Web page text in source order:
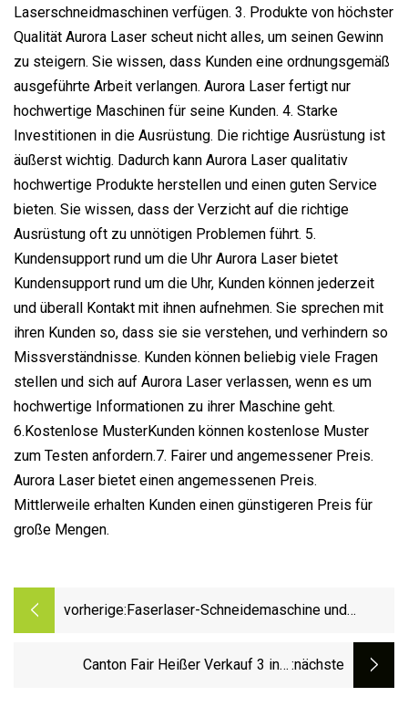
Laserschneidmaschinen verfügen. 3. Produkte von höchster
Qualität Aurora Laser scheut nicht alles, um seinen Gewinn
zu steigern. Sie wissen, dass Kunden eine ordnungsgemäß
ausgeführte Arbeit verlangen. Aurora Laser fertigt nur
hochwertige Maschinen für seine Kunden. 4. Starke
Investitionen in die Ausrüstung. Die richtige Ausrüstung ist
äußerst wichtig. Dadurch kann Aurora Laser qualitativ
hochwertige Produkte herstellen und einen guten Service
bieten. Sie wissen, dass der Verzicht auf die richtige
Ausrüstung oft zu unnötigen Problemen führt. 5.
Kundensupport rund um die Uhr Aurora Laser bietet
Kundensupport rund um die Uhr, Kunden können jederzeit
und überall Kontakt mit ihnen aufnehmen. Sie sprechen mit
ihren Kunden so, dass sie sie verstehen, und verhindern so
Missverständnisse. Kunden können beliebig viele Fragen
stellen und sich auf Aurora Laser verlassen, wenn es um
hochwertige Informationen zu ihrer Maschine geht.
6.Kostenlose MusterKunden können kostenlose Muster
zum Testen anfordern.7. Fairer und angemessener Preis.
Aurora Laser bietet einen angemessenen Preis.
Mittlerweile erhalten Kunden einen günstigeren Preis für
große Mengen.
vorherige: Faserlaser-Schneidemaschine und
Fokuslinse
Canton Fair Heißer Verkauf 3 in 1 :nächste